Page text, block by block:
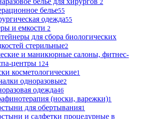
2
белье55
одежда55
и емкости 2
для сбора биологических
стерильные2
и маникюрные салоны, фитнес-
центры 124
косметологические1
одноразовые2
одежда46
(носки, варежки)1
для обертывания1
и салфетки процедурные в